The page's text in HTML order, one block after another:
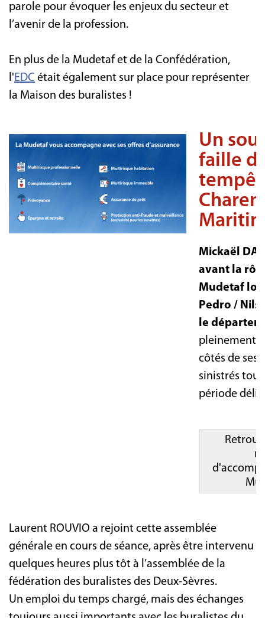
parole pour évoquer les enjeux du secteur et
l’avenir de la profession.
En plus de la Mudetaf et de la Confédération,
l' EDC était également sur place pour représenter
la Maison des buralistes !
Un
faille
Mickaël
avant la
Mudetaf
Pedro /
le
pleinement
côtés de ses
sinistrés
période
Laurent ROUVIO a rejoint cette assemblée
générale en cours de séance, après être intervenu
quelques heures plus tôt à l’assemblée de la
fédération des buralistes des Deux-Sèvres.
Un emploi du temps chargé, mais des échanges